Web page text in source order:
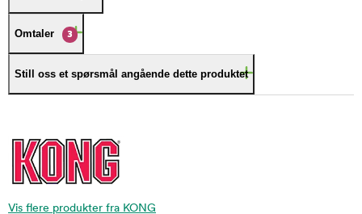
Omtaler 3
Still oss et spørsmål angående dette produktet
Vis flere produkter fra KONG